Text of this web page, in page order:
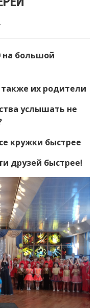
.
на большой
их родители
услышать не
кружки быстрее
друзей быстрее!